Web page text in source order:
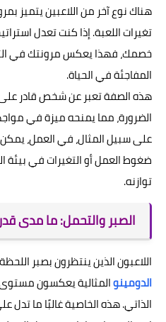
هناك نوع آخر من اللاعبين يتميز
تغيرات اللعبة. إذا كنت تعدل
خصمك، فهذا يعكس مرونتك في
المفاجئة في الحياة.
هذه الصفة تعبر عن شخص قادر على
الضرورة، مما يمنحه ميزة في
على سبيل المثال، في العمل،
ضغوط العمل أو التغيرات في بيئة
توازنه.
الصبر والتحمل: ما مدى
اللاعبون الذين ينتظرون بصبر
الدومينوالمثالية يعكسون
الذاتي. هذه الخاصية غالبًا ما